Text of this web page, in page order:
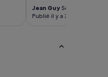
Jean GuySéjour de 1 nuit
Publié il y a 3 semaines